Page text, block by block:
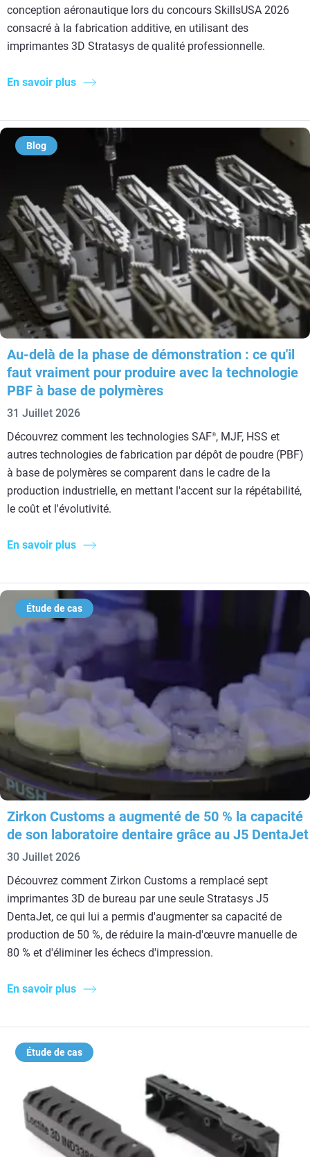
conception aéronautique lors du concours SkillsUSA 2026
consacré à la fabrication additive, en utilisant des
imprimantes 3D Stratasys de qualité professionnelle.
En savoir plus
Blog
Au-delà de la phase de démonstration : ce qu'il
faut vraiment pour produire avec la technologie
PBF à base de polymères
31 Juillet 2026
Découvrez comment les technologies SAF®, MJF, HSS et
autres technologies de fabrication par dépôt de poudre (PBF)
à base de polymères se comparent dans le cadre de la
production industrielle, en mettant l'accent sur la répétabilité,
le coût et l'évolutivité.
En savoir plus
Étude de cas
Zirkon Customs a augmenté de 50 % la capacité
de son laboratoire dentaire grâce au J5 DentaJet
30 Juillet 2026
Découvrez comment Zirkon Customs a remplacé sept
imprimantes 3D de bureau par une seule Stratasys J5
DentaJet, ce qui lui a permis d'augmenter sa capacité de
production de 50 %, de réduire la main-d'œuvre manuelle de
80 % et d'éliminer les échecs d'impression.
En savoir plus
Étude de cas